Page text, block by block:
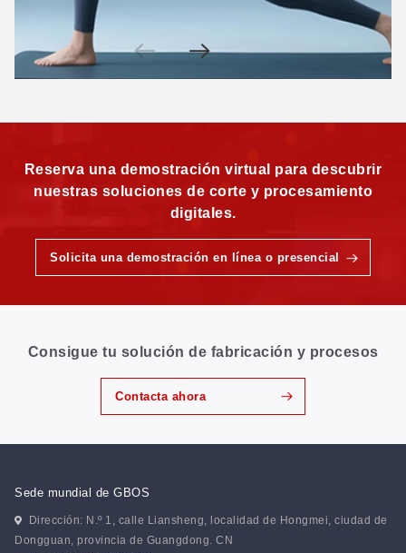
Reserva una demostración virtual para descubrir
nuestras soluciones de corte y procesamiento
digitales.
Solicita una demostración en línea o presencial
Consigue tu solución de fabricación y procesos
Contacta ahora
Sede mundial de GBOS
Dirección: N.º 1, calle Liansheng, localidad de Hongmei, ciudad de
Dongguan, provincia de Guangdong. CN